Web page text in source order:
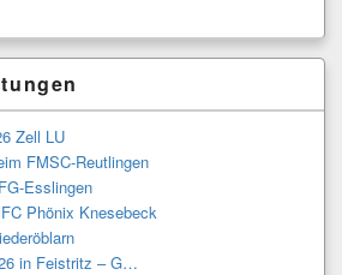
Zell LU
FMSC-Reutlingen
Esslingen
Phönix Knesebeck
in Feistritz – G…